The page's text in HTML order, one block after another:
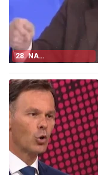
28. NA
BLOKADERSKOJ